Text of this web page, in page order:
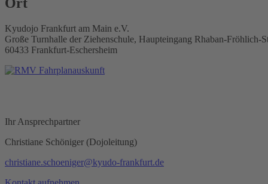
Ort
Kyudojo Frankfurt am Main e.V.
Große Turnhalle der Ziehenschule, Haupteingang Rhaban-Fröhlich-
60433 Frankfurt-Eschersheim
Ihr Ansprechpartner
Christiane Schöniger (Dojoleitung)
christiane.schoeniger@kyudo-frankfurt.de